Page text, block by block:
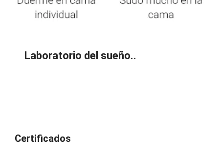
Laboratorio del sueño..
Certificados